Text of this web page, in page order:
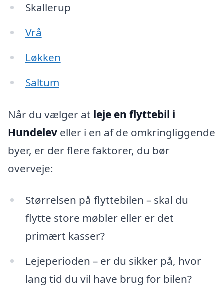
Skallerup
Vrå
Løkken
Saltum
Når du vælger at leje en flyttebil i
Hundelev eller i en af de omkringliggende
byer, er der flere faktorer, du bør
overveje:
Størrelsen på flyttebilen – skal du
flytte store møbler eller er det
primært kasser?
Lejeperioden – er du sikker på, hvor
lang tid du vil have brug for bilen?